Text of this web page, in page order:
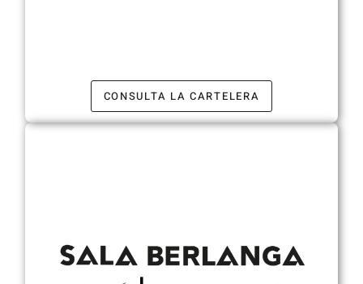
CONSULTA LA CARTELERA